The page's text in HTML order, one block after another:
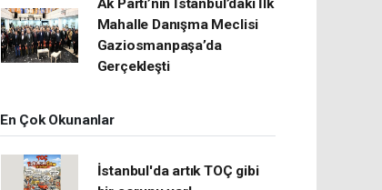
Ak Parti’nin İstanbul’daki İlk
Mahalle Danışma Meclisi
Gaziosmanpaşa’da
Gerçekleşti
En Çok Okunanlar
İstanbul'da artık TOÇ gibi